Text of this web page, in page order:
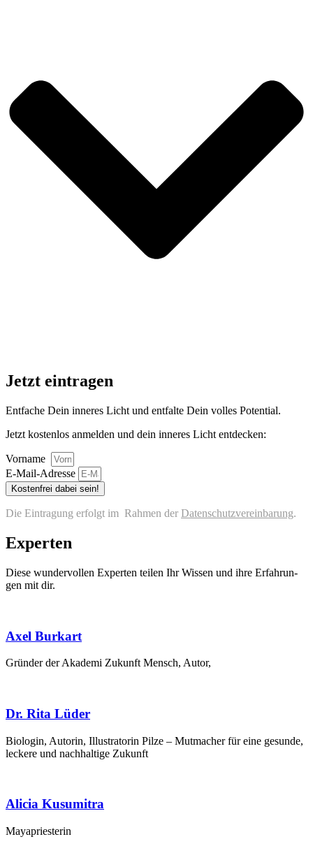
Jetzt eintragen
Ent­fa­che Dein inne­res Licht und ent­fal­te Dein vol­les Potential.
Jetzt kos­ten­los anmel­den und dein inne­res Licht entdecken:
Vorname
E‑Mail-Adres­se
Kostenfrei dabei sein!
Die Ein­tra­gung erfolgt im Rah­men der Daten­schutz­ver­ein­ba­rung.
Experten
Die­se wun­der­vol­len Exper­ten tei­len Ihr Wis­sen und ihre Erfah­run­
gen mit dir.
Axel Burkart
Grün­der der Aka­de­mi Zukunft Mensch, Autor,
Dr. Rita Lüder
Bio­lo­gin, Autorin, Illus­tra­to­rin Pil­ze – Mut­ma­cher für eine gesun­de,
lecke­re und nach­hal­ti­ge Zukunft
Alicia Kusumitra
Maya­pries­te­rin